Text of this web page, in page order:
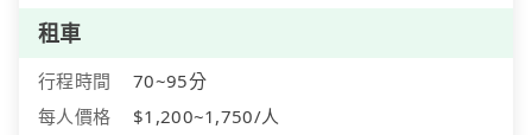
租車
行程時間
70~95分
每人價格
$1,200~1,750/人